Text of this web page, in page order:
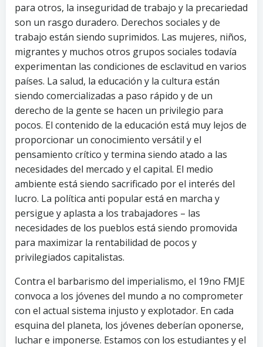
para otros, la inseguridad de trabajo y la precariedad
son un rasgo duradero. Derechos sociales y de
trabajo están siendo suprimidos. Las mujeres, niños,
migrantes y muchos otros grupos sociales todavía
experimentan las condiciones de esclavitud en varios
países. La salud, la educación y la cultura están
siendo comercializadas a paso rápido y de un
derecho de la gente se hacen un privilegio para
pocos. El contenido de la educación está muy lejos de
proporcionar un conocimiento versátil y el
pensamiento crítico y termina siendo atado a las
necesidades del mercado y el capital. El medio
ambiente está siendo sacrificado por el interés del
lucro. La política anti popular está en marcha y
persigue y aplasta a los trabajadores – las
necesidades de los pueblos está siendo promovida
para maximizar la rentabilidad de pocos y
privilegiados capitalistas.
Contra el barbarismo del imperialismo, el 19no FMJE
convoca a los jóvenes del mundo a no comprometer
con el actual sistema injusto y explotador. En cada
esquina del planeta, los jóvenes deberían oponerse,
luchar e imponerse. Estamos con los estudiantes y el